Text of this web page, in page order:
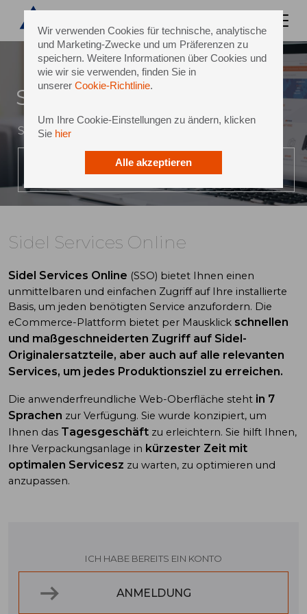
Wir verwenden Cookies für technische, analytische
und Marketing-Zwecke und um Präferenzen zu
speichern. Weitere Informationen über Cookies und
wie wir sie verwenden, finden Sie in
unserer Cookie-Richtlinie.
Um Ihre Cookie-Einstellungen zu ändern, klicken
Sie hier
Alle akzeptieren
Sidel Services Online
Sidel eCommerce: Performance per Mausklick
VIDEO ABSPIELEN
Sidel Services Online
Sidel Services Online (SSO) bietet Ihnen einen
unmittelbaren und einfachen Zugriff auf Ihre installierte
Basis, um jeden benötigten Service anzufordern. Die
eCommerce-Plattform bietet per Mausklick schnellen
und maßgeschneiderten Zugriff auf Sidel-
Originalersatzteile, aber auch auf alle relevanten
Services, um jedes Produktionsziel zu erreichen.
Die anwenderfreundliche Web-Oberfläche steht in 7
Sprachen zur Verfügung. Sie wurde konzipiert, um
Ihnen das Tagesgeschäft zu erleichtern. Sie hilft Ihnen,
Ihre Verpackungsanlage in kürzester Zeit mit
optimalen Servicesz zu warten, zu optimieren und
anzupassen.
ICH HABE BEREITS EIN KONTO
ANMELDUNG